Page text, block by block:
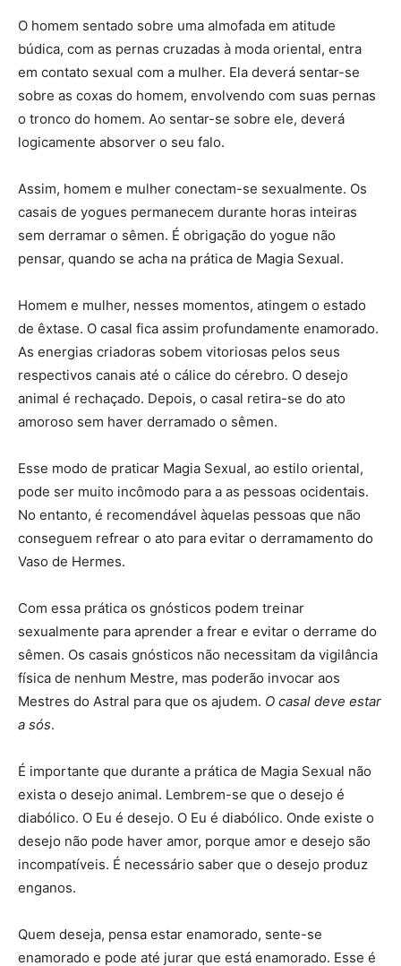
O homem sentado sobre uma almofada em atitude
búdica, com as pernas cruzadas à moda oriental, entra
em contato sexual com a mulher. Ela deverá sentar-se
sobre as coxas do homem, envolvendo com suas pernas
o tronco do homem. Ao sentar-se sobre ele, deverá
logicamente absorver o seu falo.
Assim, homem e mulher conectam-se sexualmente. Os
casais de yogues permanecem durante horas inteiras
sem derramar o sêmen. É obrigação do yogue não
pensar, quando se acha na prática de Magia Sexual.
Homem e mulher, nesses momentos, atingem o estado
de êxtase. O casal fica assim profundamente enamorado.
As energias criadoras sobem vitoriosas pelos seus
respectivos canais até o cálice do cérebro. O desejo
animal é rechaçado. Depois, o casal retira-se do ato
amoroso sem haver derramado o sêmen.
Esse modo de praticar Magia Sexual, ao estilo oriental,
pode ser muito incômodo para a as pessoas ocidentais.
No entanto, é recomendável àquelas pessoas que não
conseguem refrear o ato para evitar o derramamento do
Vaso de Hermes.
Com essa prática os gnósticos podem treinar
sexualmente para aprender a frear e evitar o derrame do
sêmen. Os casais gnósticos não necessitam da vigilância
física de nenhum Mestre, mas poderão invocar aos
Mestres do Astral para que os ajudem. O casal deve estar
a sós.
É importante que durante a prática de Magia Sexual não
exista o desejo animal. Lembrem-se que o desejo é
diabólico. O Eu é desejo. O Eu é diabólico. Onde existe o
desejo não pode haver amor, porque amor e desejo são
incompatíveis. É necessário saber que o desejo produz
enganos.
Quem deseja, pensa estar enamorado, sente-se
enamorado e pode até jurar que está enamorado. Esse é